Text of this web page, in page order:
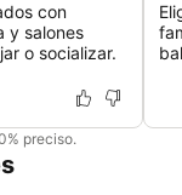
con
y salones
o socializar.
preciso.